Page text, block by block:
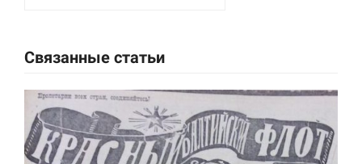
Связанные статьи